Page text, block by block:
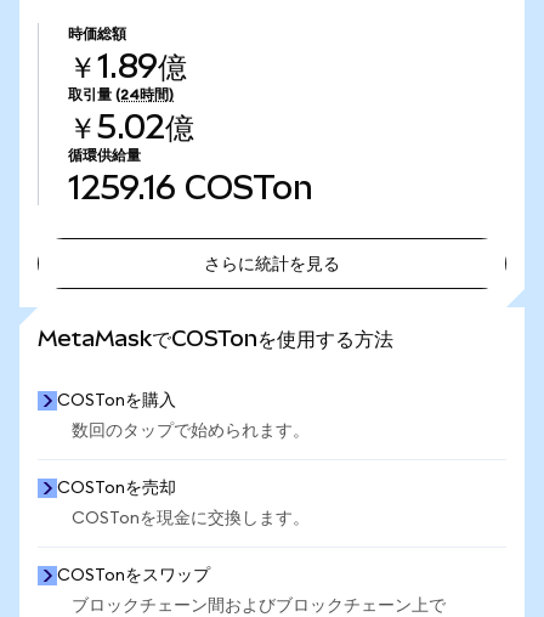
時価総額
￥1.89億
取引量 (24時間)
￥5.02億
循環供給量
1259.16 COSTon
さらに統計を見る
MetaMaskでCOSTonを使用する方法
COSTonを購入
数回のタップで始められます。
COSTonを売却
COSTonを現金に交換します。
COSTonをスワップ
ブロックチェーン間およびブロックチェーン上で